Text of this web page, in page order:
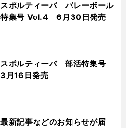
スポルティーバ バレーボール
特集号 Vol.4 6月30日発売
スポルティーバ 部活特集号
3月16日発売
最新記事などのお知らせが届